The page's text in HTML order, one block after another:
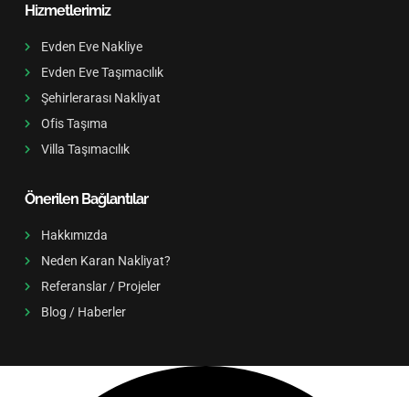
Hizmetlerimiz
Evden Eve Nakliye
Evden Eve Taşımacılık
Şehirlerarası Nakliyat
Ofis Taşıma
Villa Taşımacılık
Önerilen Bağlantılar
Hakkımızda
Neden Karan Nakliyat?
Referanslar / Projeler
Blog / Haberler